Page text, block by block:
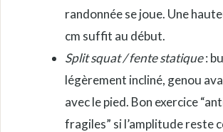
randonnée se joue. Une
cm suffit au début.
Split squat / fente statique:
légèrement incliné, genou
avec le pied. Bon exercice
fragiles” si l’amplitude reste